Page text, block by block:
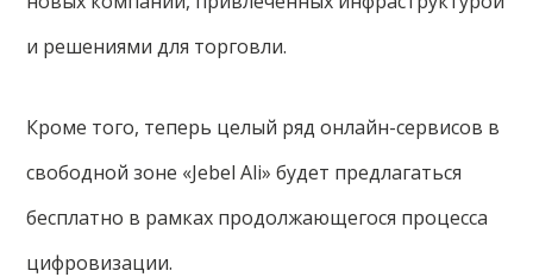
и решениями для торговли.
Кроме того, теперь целый ряд онлайн-сервисов в
свободной зоне «Jebel Ali» будет предлагаться
бесплатно в рамках продолжающегося процесса
цифровизации.